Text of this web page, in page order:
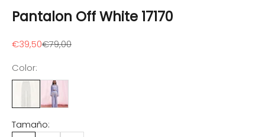
Pantalon Off White 17170
Precio de oferta
€39,50Precio normal
€79,00
Color:
Tamaño: